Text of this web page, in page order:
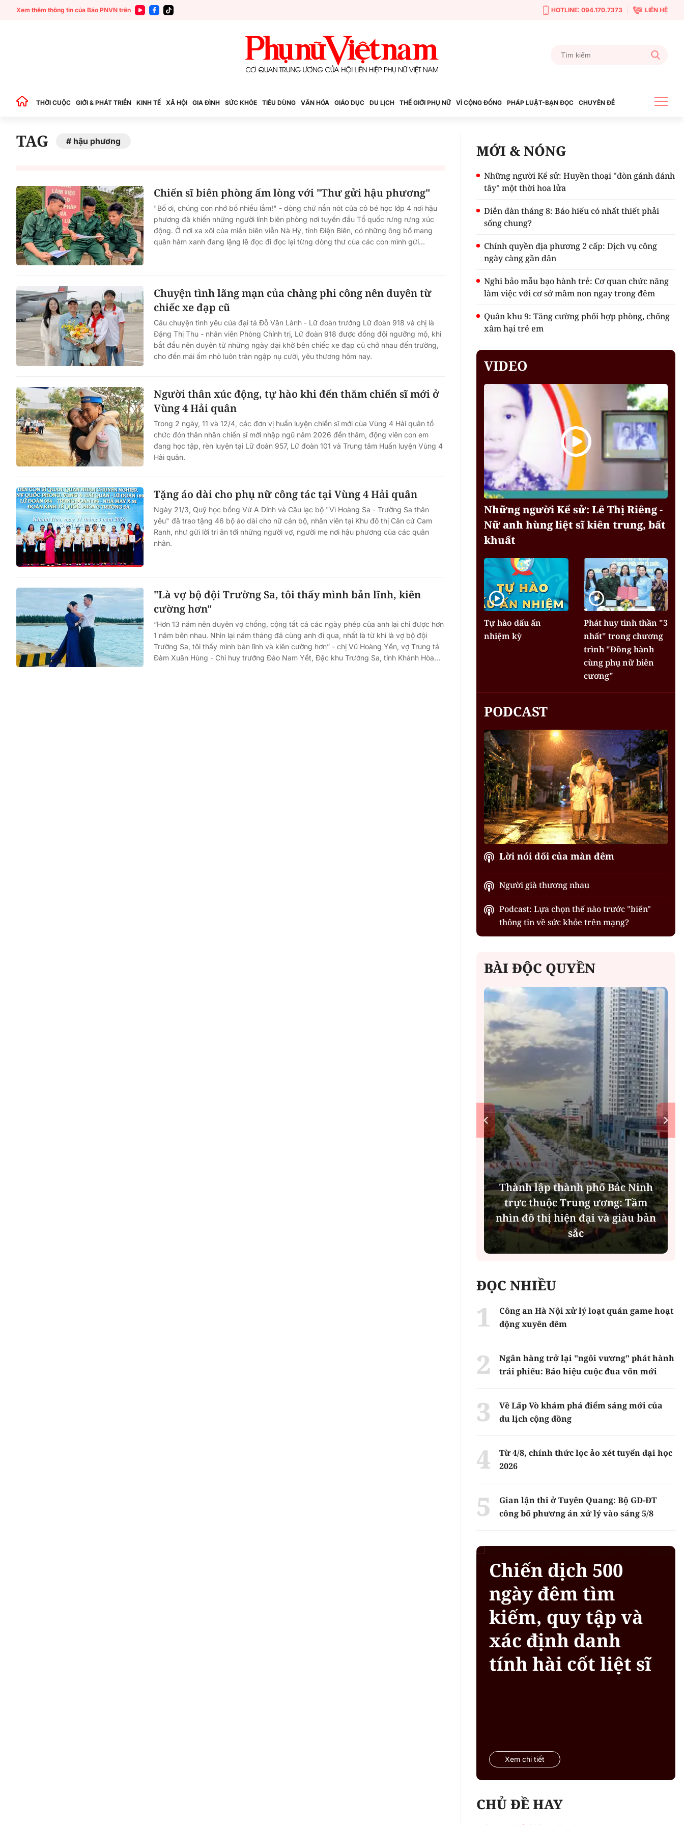
Xem thêm thông tin của Báo PNVN trên HOTLINE: 094.170.7373 LIÊN HỆ
THỜI CUỘC GIỚI & PHÁT TRIỂN KINH TẾ XÃ HỘI GIA ĐÌNH SỨC KHỎE TIÊU DÙNG VĂN HÓA GIÁO DỤC DU LỊCH THẾ GIỚI PHỤ NỮ VÌ CỘNG ĐỒNG PHÁP LUẬT-BẠN ĐỌC CHUYÊN ĐỀ
TAG hậu phương
Chiến sĩ biên phòng ấm lòng với "Thư gửi hậu phương"
"Bố ơi, chúng con nhớ bố nhiều lắm!" - dòng chữ nắn nót của cô bé học lớp 4 nơi hậu
phương đã khiến những người lính biên phòng nơi tuyến đầu Tổ quốc rưng rưng xúc
động. Ở nơi xa xôi của miền biên viễn Nà Hỳ, tỉnh Điện Biên, có những ông bố mang
quân hàm xanh đang lặng lẽ đọc đi đọc lại từng dòng thư của các con mình gửi...
Chuyện tình lãng mạn của chàng phi công nên duyên từ
chiếc xe đạp cũ
Câu chuyện tình yêu của đại tá Đỗ Văn Lành - Lữ đoàn trưởng Lữ đoàn 918 và chị là
Đặng Thị Thu - nhân viên Phòng Chính trị, Lữ đoàn 918 được đồng đội ngưỡng mộ, khi
bắt đầu nên duyên từ những ngày dại khờ bên chiếc xe đạp cũ chở nhau đến trường,
cho đến mái ấm nhỏ luôn tràn ngập nụ cười, yêu thương hôm nay.
Người thân xúc động, tự hào khi đến thăm chiến sĩ mới ở
Vùng 4 Hải quân
Trong 2 ngày, 11 và 12/4, các đơn vị huấn luyện chiến sĩ mới của Vùng 4 Hải quân tổ
chức đón thân nhân chiến sĩ mới nhập ngũ năm 2026 đến thăm, động viên con em
đang học tập, rèn luyện tại Lữ đoàn 957, Lữ đoàn 101 và Trung tâm Huấn luyện Vùng 4
Hải quân.
Tặng áo dài cho phụ nữ công tác tại Vùng 4 Hải quân
Ngày 21/3, Quỹ học bổng Vừ A Dính và Câu lạc bộ "Vì Hoàng Sa - Trường Sa thân
yêu" đã trao tặng 46 bộ áo dài cho nữ cán bộ, nhân viên tại Khu đô thị Căn cứ Cam
Ranh, như gửi lời tri ân tới những người vợ, người mẹ nơi hậu phương của các quân
nhân.
"Là vợ bộ đội Trường Sa, tôi thấy mình bản lĩnh, kiên
cường hơn"
“Hơn 13 năm nên duyên vợ chồng, cộng tất cả các ngày phép của anh lại chỉ được hơn
1 năm bên nhau. Nhìn lại năm tháng đã cùng anh đi qua, nhất là từ khi là vợ bộ đội
Trường Sa, tôi thấy mình bản lĩnh và kiên cường hơn” - chị Vũ Hoàng Yến, vợ Trung tá
Đàm Xuân Hùng - Chỉ huy trưởng Đảo Nam Yết, Đặc khu Trường Sa, tỉnh Khánh Hòa...
MỚI & NÓNG
Những người Kể sử: Huyền thoại "đòn gánh đánh
tây" một thời hoa lửa
Diễn đàn tháng 8: Báo hiếu có nhất thiết phải
sống chung?
Chính quyền địa phương 2 cấp: Dịch vụ công
ngày càng gần dân
Nghi bảo mẫu bạo hành trẻ: Cơ quan chức năng
làm việc với cơ sở mầm non ngay trong đêm
Quân khu 9: Tăng cường phối hợp phòng, chống
xâm hại trẻ em
VIDEO
Những người Kể sử: Lê Thị Riêng -
Nữ anh hùng liệt sĩ kiên trung, bất
khuất
Tự hào dấu ấn
nhiệm kỳ
Phát huy tinh thần "3
nhất" trong chương
trình "Đồng hành
cùng phụ nữ biên
cương"
PODCAST
Lời nói dối của màn đêm
Người già thương nhau
Podcast: Lựa chọn thế nào trước "biển"
thông tin về sức khỏe trên mạng?
BÀI ĐỘC QUYỀN
"Ăn cơm nhà, lo chuyện thiên
hạ": Cần khung thù lao thống
nhất toàn quốc
ĐỌC NHIỀU
Công an Hà Nội xử lý loạt quán game hoạt
động xuyên đêm
Ngân hàng trở lại "ngôi vương" phát hành
trái phiếu: Báo hiệu cuộc đua vốn mới
Về Lấp Vò khám phá điểm sáng mới của
du lịch cộng đồng
Từ 4/8, chính thức lọc ảo xét tuyển đại học
2026
Gian lận thi ở Tuyên Quang: Bộ GD-ĐT
công bố phương án xử lý vào sáng 5/8
Chiến dịch 500
ngày đêm tìm
kiếm, quy tập và
xác định danh
tính hài cốt liệt sĩ
Xem chi tiết
CHỦ ĐỀ HAY